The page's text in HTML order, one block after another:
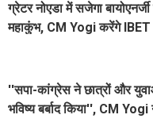
ग्रेटर नोएडा में सजेगा
महाकुंभ, CM Yogi करेंगे
''सपा-कांग्रेस ने छात्रों और
भविष्य बर्बाद किया'', CM Yogi